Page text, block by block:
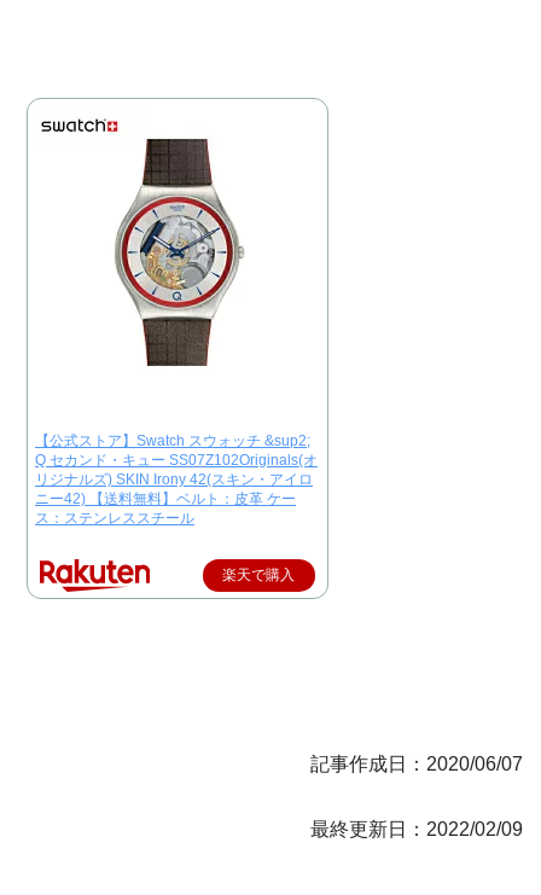
【公式ストア】Swatch スウォッチ &sup2;
Q セカンド・キュー SS07Z102Originals(オ
リジナルズ) SKIN Irony 42(スキン・アイロ
ニー42) 【送料無料】ベルト：皮革 ケー
ス：ステンレススチール
楽天で購入
記事作成日：2020/06/07
最終更新日：2022/02/09